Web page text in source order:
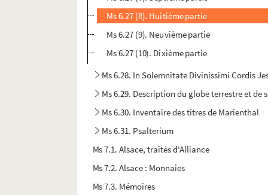
Ms 6.27 (8). Huitième partie
Ms 6.27 (9). Neuvième partie
Ms 6.27 (10). Dixième partie
Ms 6.28. In Solemnitate Divinissimi Cordis
Ms 6.29. Description du globe terrestre et
Ms 6.30. Inventaire des titres de Marienthal
Ms 6.31. Psalterium
Ms 7.1. Alsace, traités d'Alliance
Ms 7.2. Alsace : Monnaies
Ms 7.3. Mémoires